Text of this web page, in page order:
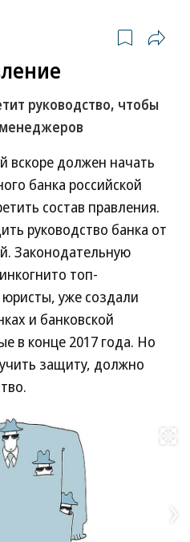
руководство, чтобы
вскоре должен начать
банка российской
состав правления.
руководство банка от
Законодательную
топ-
уже создали
и банковской
в конце 2017 года. Но
защиту, должно